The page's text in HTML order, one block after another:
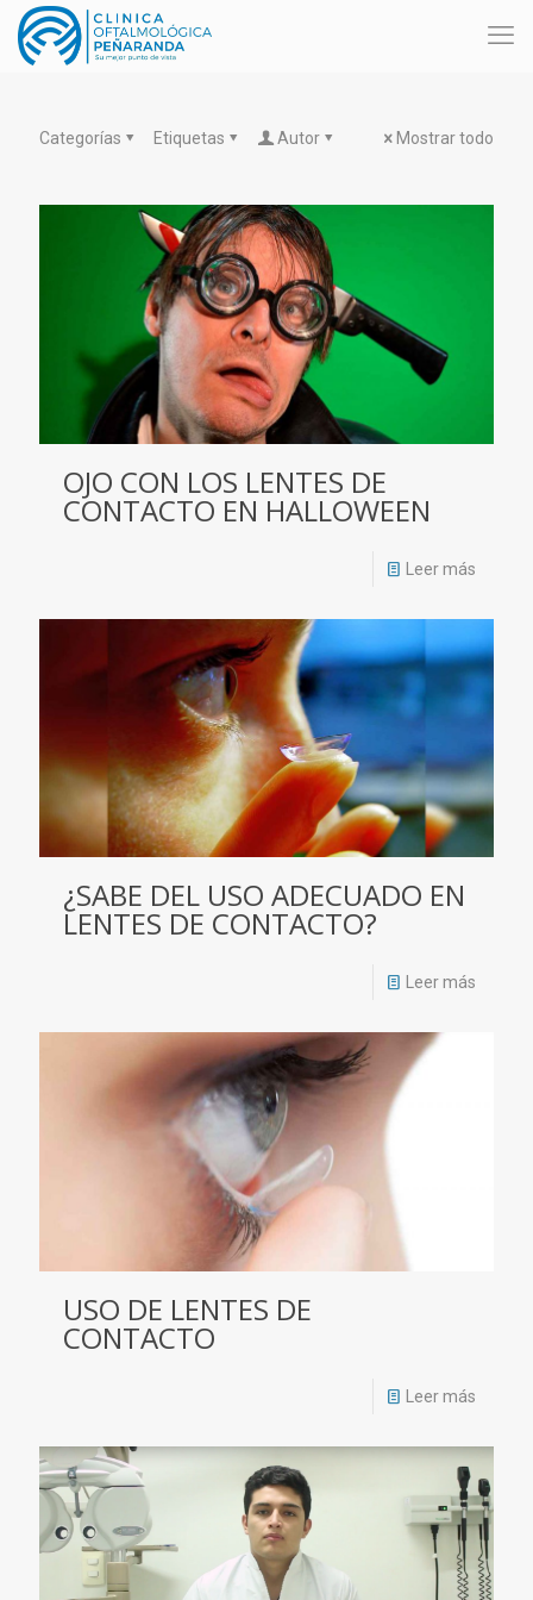
Categorías Etiquetas Autor Mostrar todo
OJO CON LOS LENTES DE
CONTACTO EN HALLOWEEN
Leer más
¿SABE DEL USO ADECUADO EN
LENTES DE CONTACTO?
Leer más
USO DE LENTES DE
CONTACTO
Leer más